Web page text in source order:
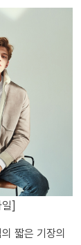
]
짧은 기장의